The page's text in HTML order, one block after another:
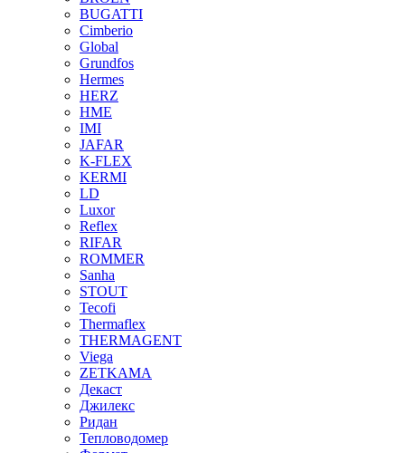
BUGATTI
Cimberio
Global
Grundfos
Hermes
HERZ
HME
IMI
JAFAR
K-FLEX
KERMI
LD
Luxor
Reflex
RIFAR
ROMMER
Sanha
STOUT
Tecofi
Thermaflex
THERMAGENT
Viega
ZETKAMA
Декаст
Джилекс
Ридан
Тепловодомер